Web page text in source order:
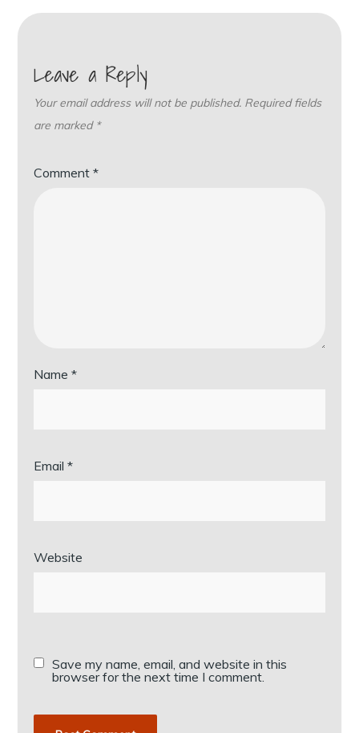
Leave a Reply
Your email address will not be published. Required fields
are marked *
Comment*
Name*
Email*
Website
Save my name, email, and website in this
browser for the next time I comment.